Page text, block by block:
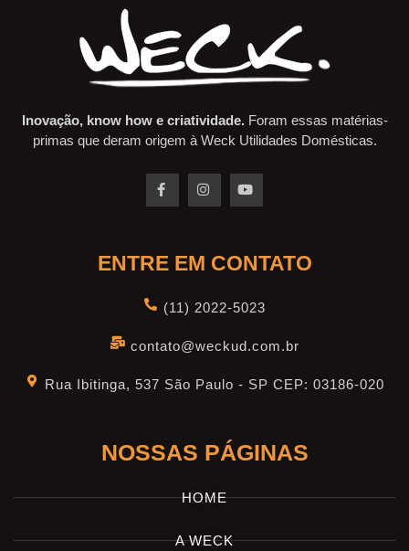
Inovação, know how e criatividade. Foram essas matérias-
primas que deram origem à Weck Utilidades Domésticas.
ENTRE EM CONTATO
(11) 2022-5023
contato@weckud.com.br
Rua Ibitinga, 537 São Paulo - SP CEP: 03186-020
NOSSAS PÁGINAS
HOME
A WECK